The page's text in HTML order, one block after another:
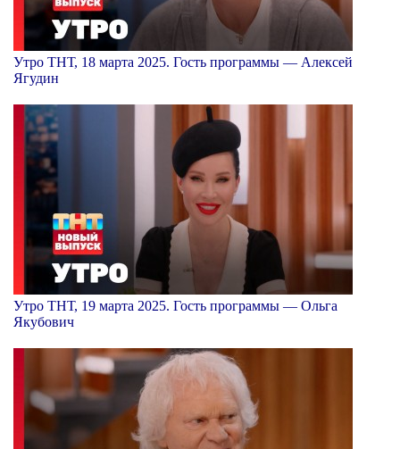
Утро ТНТ, 18 марта 2025. Гость программы — Алексей
Ягудин
Утро ТНТ, 19 марта 2025. Гость программы — Ольга
Якубович